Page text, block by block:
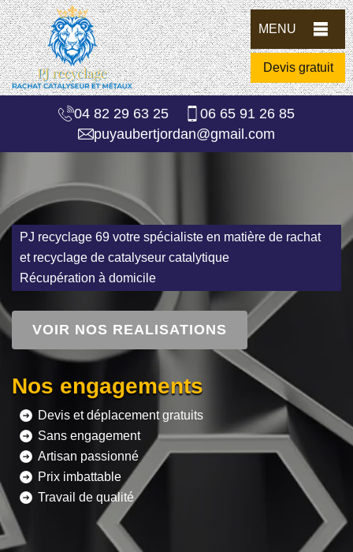
MENU
Devis gratuit
04 82 29 63 25
06 65 91 26 85
puyaubertjordan@gmail.com
PJ recyclage 69 votre spécialiste en matière de rachat
et recyclage de catalyseur catalytique
Récupération à domicile
VOIR NOS REALISATIONS
Nos engagements
Devis et déplacement gratuits
Sans engagement
Artisan passionné
Prix imbattable
Travail de qualité